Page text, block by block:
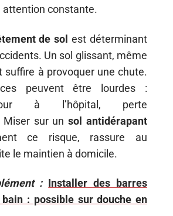
attention constante.
de sol est déterminant
Un sol glissant, même
suffire à provoquer une chute.
peuvent être lourdes :
à l’hôpital, perte
Miser sur unsol antidérapant
ce risque, rassure au
le maintien à domicile.
: Installer des barres
: possible sur douche en